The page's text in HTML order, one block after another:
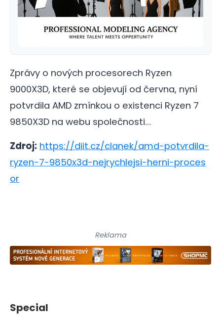
Zprávy o nových procesorech Ryzen
9000X3D, které se objevují od června, nyní
potvrdila AMD zmínkou o existenci Ryzen 7
9850X3D na webu společnosti…
Zdroj: https://diit.cz/clanek/amd-potvrdila-
ryzen-7-9850x3d-nejrychlejsi-herni-proces
or
Reklama
Special